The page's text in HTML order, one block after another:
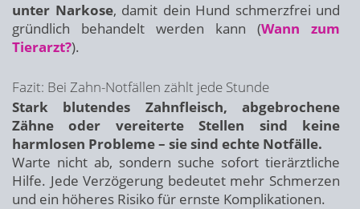
unter Narkose, damit dein Hund schmerzfrei und
gründlich behandelt werden kann (Wann zum
Tierarzt?).
Fazit: Bei Zahn-Notfällen zählt jede Stunde
Stark blutendes Zahnfleisch, abgebrochene
Zähne oder vereiterte Stellen sind keine
harmlosen Probleme – sie sind echte Notfälle.
Warte nicht ab, sondern suche sofort tierärztliche
Hilfe. Jede Verzögerung bedeutet mehr Schmerzen
und ein höheres Risiko für ernste Komplikationen.